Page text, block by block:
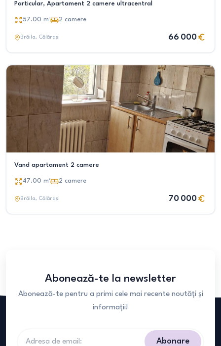
Particular, Apartament 2 camere ultracentral
57.00 m² 2 camere
Brăila, Călărași 66 000
Vand apartament 2 camere
47.00 m² 2 camere
Brăila, Călărași 70 000
Abonează-te la newsletter
Abonează-te pentru a primi cele mai recente noutăți și
informații!
Abonare